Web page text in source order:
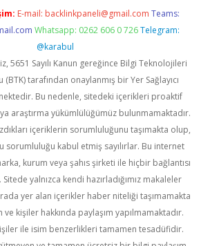
E-mail: backlinkpaneli@gmail.com Teams:
Whatsapp: 0262 606 0 726 Telegram:
@karabul
5651 Sayılı Kanun gereğince Bilgi Teknolojileri
tarafından onaylanmış bir Yer Sağlayıcı
Bu nedenle, sitedeki içerikleri proaktif
araştırma yükümlülüğümüz bulunmamaktadır.
içeriklerin sorumluluğunu taşımakta olup,
sorumluluğu kabul etmiş sayılırlar. Bu internet
kurum veya şahıs şirketi ile hiçbir bağlantısı
yalnızca kendi hazırladığımız makaleler
yer alan içerikler haber niteliği taşımamakta
kişiler hakkında paylaşım yapılmamaktadır.
ile isim benzerlikleri tamamen tesadüfidir.